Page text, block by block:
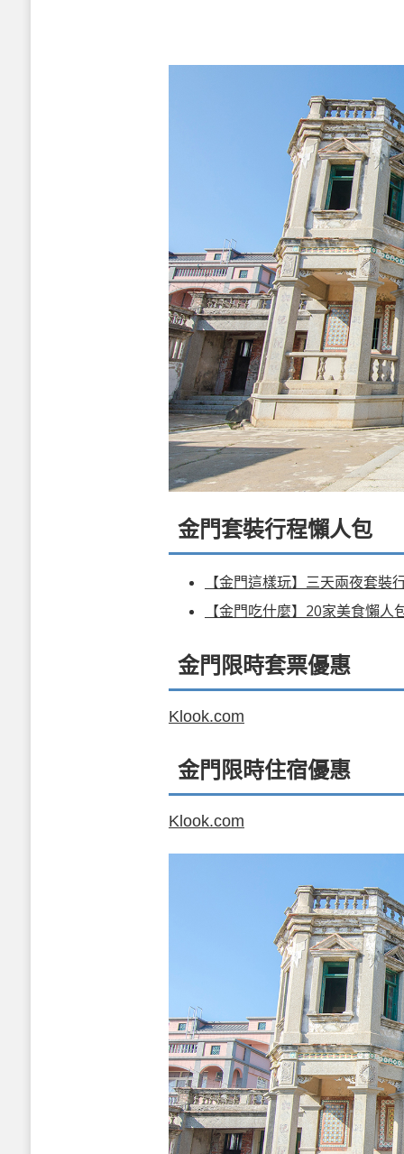
金門套裝行程懶人包
【金門這樣玩】三天兩夜套裝
【金門吃什麼】20家美食懶人
金門限時套票優惠
Klook.com
金門限時住宿優惠
Klook.com